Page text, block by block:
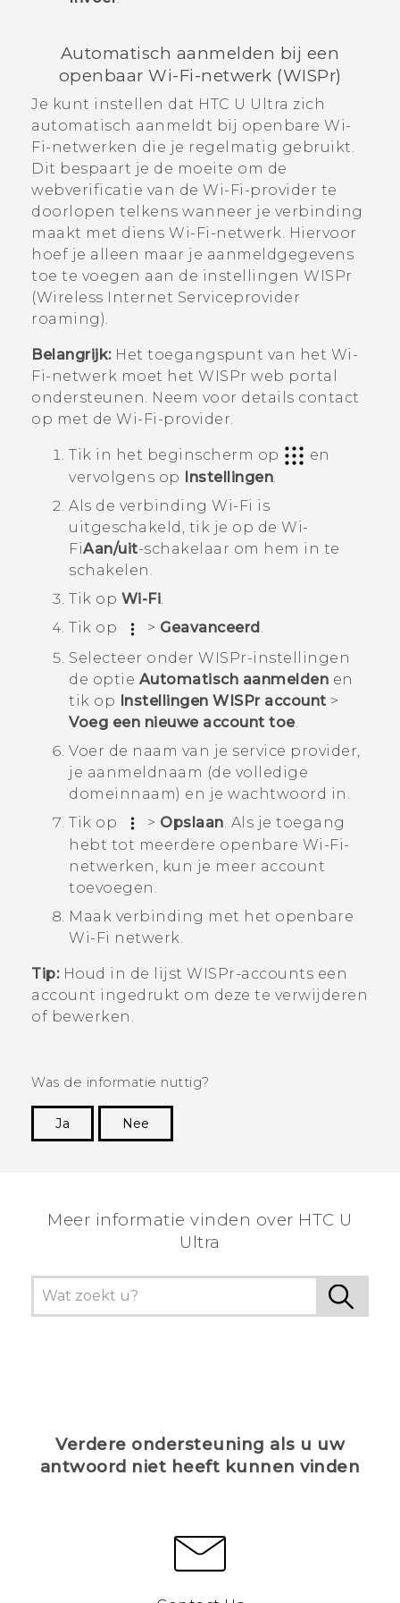
Automatisch aanmelden bij een
openbaar Wi‍-Fi-netwerk (WISPr)
Je kunt instellen dat HTC U Ultra zich
automatisch aanmeldt bij openbare Wi‍-
Fi-netwerken die je regelmatig gebruikt.
Dit bespaart je de moeite om de
webverificatie van de Wi‍-Fi -provider te
doorlopen telkens wanneer je verbinding
maakt met diens Wi‍-Fi -netwerk. Hiervoor
hoef je alleen maar je aanmeldgegevens
toe te voegen aan de instellingen WISPr
(Wireless Internet Serviceprovider
roaming).
Belangrijk:Het toegangspunt van het Wi‍-
Fi-netwerk moet het WISPr web portal
ondersteunen. Neem voor details contact
op met de Wi‍-Fi -provider.
Tik in het beginscherm op
en
vervolgens op
Instellingen.
Als de verbinding Wi‍-Fi is
uitgeschakeld, tik je op de Wi‍-
FiAan/uit-schakelaar om hem in te
schakelen.
Tik op Wi-Fi.
Tik op
> Geavanceerd .
Selecteer onder WISPr-instellingen
de optie Automatisch aanmelden en
tik op Instellingen WISPr account >
Voeg een nieuwe account toe.
Voer de naam van je service provider,
je aanmeldnaam (de volledige
domeinnaam) en je wachtwoord in.
Tik op
> Opslaan Als je toegang
hebt tot meerdere openbare Wi‍-Fi-
netwerken, kun je meer account
toevoegen.
Maak verbinding met het openbare
Wi‍-Fi netwerk.
Tip:Houd in de lijst WISPr-accounts een
account ingedrukt om deze te verwijderen
of bewerken.
Was de informatie nuttig?
Ja
Nee
Meer informatie vinden over HTC U
Ultra
Verdere ondersteuning als u uw
antwoord niet heeft kunnen vinden